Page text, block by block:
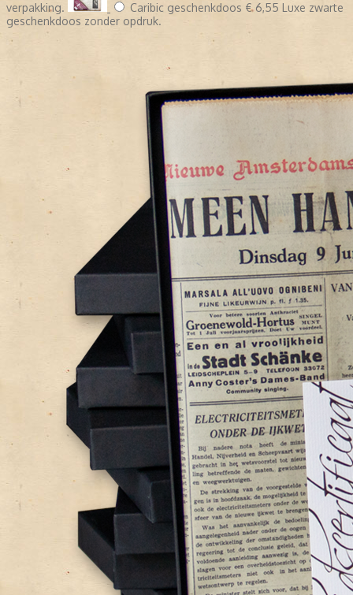
verpakking. Caribic geschenkdoos € 6,55 Luxe zwarte
geschenkdoos zonder opdruk.